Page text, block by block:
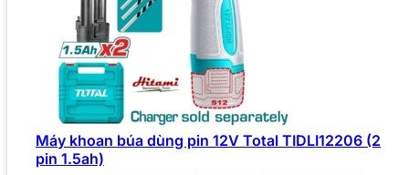
Máy khoan búa dùng pin 12V Total TIDLI12206 (2
pin 1.5ah)